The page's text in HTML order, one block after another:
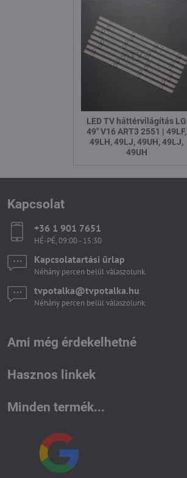
LED TV háttérvilágítás LG
49" V16 ART3 2551 | 49LF,
49LH, 49LJ, 49UH, 49LJ,
49UH
Kapcsolat
+36 1 901 7651
HÉ-PÉ, 09:00 - 15:30
Kapcsolatartási űrlap
Néhány percen belül válaszolunk.
tvpotalka​@tvpotalka​.hu
Néhány percen belül válaszolunk.
Ami még érdekelhetné
Hasznos linkek
Minden termék...